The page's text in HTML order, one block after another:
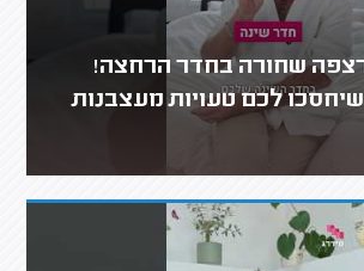
שחורה בחדר הרחצה!
לכם טעויות מעצבנות